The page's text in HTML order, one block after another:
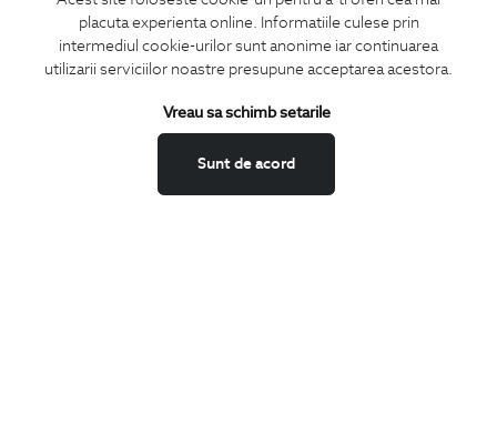
placuta experienta online. Informatiile culese prin
intermediul cookie-urilor sunt anonime iar continuarea
utilizarii serviciilor noastre presupune acceptarea acestora.
Sunt de acord
Vreau sa schimb setarile
CONCIERGE
Termeni si conditii
Securitatea datelor